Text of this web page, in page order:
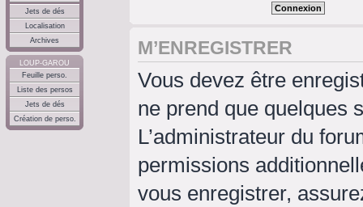
Jets de dés
Localisation
Archives
LOUP-GAROU
Feuille perso.
Liste des persos
Jets de dés
Création de perso.
M’ENREGISTRER
Vous devez être
ne prend que quelques
L’administrateur du
permissions
vous enregistrer,